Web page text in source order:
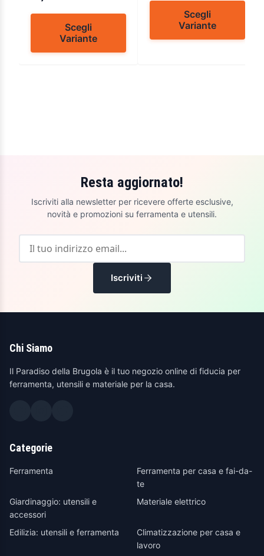
Scegli
Variante
Scegli
Variante
Resta aggiornato!
Iscriviti alla newsletter per ricevere offerte esclusive,
novità e promozioni su ferramenta e utensili.
Iscriviti
Chi Siamo
Il Paradiso della Brugola è il tuo negozio online di fiducia per
ferramenta, utensili e materiale per la casa.
Categorie
Ferramenta
Ferramenta per casa e fai-da-
te
Giardinaggio: utensili e
accessori
Materiale elettrico
Edilizia: utensili e ferramenta
Climatizzazione per casa e
lavoro